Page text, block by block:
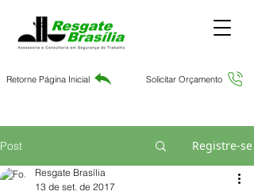
Solicitar Orçamento
Retorne Página Inicial
Post Registre-se
Resgate Brasília
13 de set. de 2017